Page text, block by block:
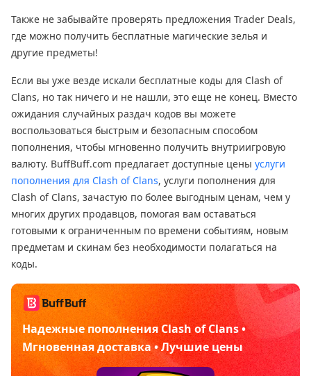
Также не забывайте проверять предложения Trader Deals,
где можно получить бесплатные магические зелья и
другие предметы!
Если вы уже везде искали бесплатные коды для Clash of
Clans, но так ничего и не нашли, это еще не конец. Вместо
ожидания случайных раздач кодов вы можете
воспользоваться быстрым и безопасным способом
пополнения, чтобы мгновенно получить внутриигровую
валюту. BuffBuff.com предлагает доступные цены услуги
пополнения для Clash of Clans, услуги пополнения для
Clash of Clans, зачастую по более выгодным ценам, чем у
многих других продавцов, помогая вам оставаться
готовыми к ограниченным по времени событиям, новым
предметам и скинам без необходимости полагаться на
коды.
Надежные пополнения Clash of Clans •
Мгновенная доставка • Лучшие цены